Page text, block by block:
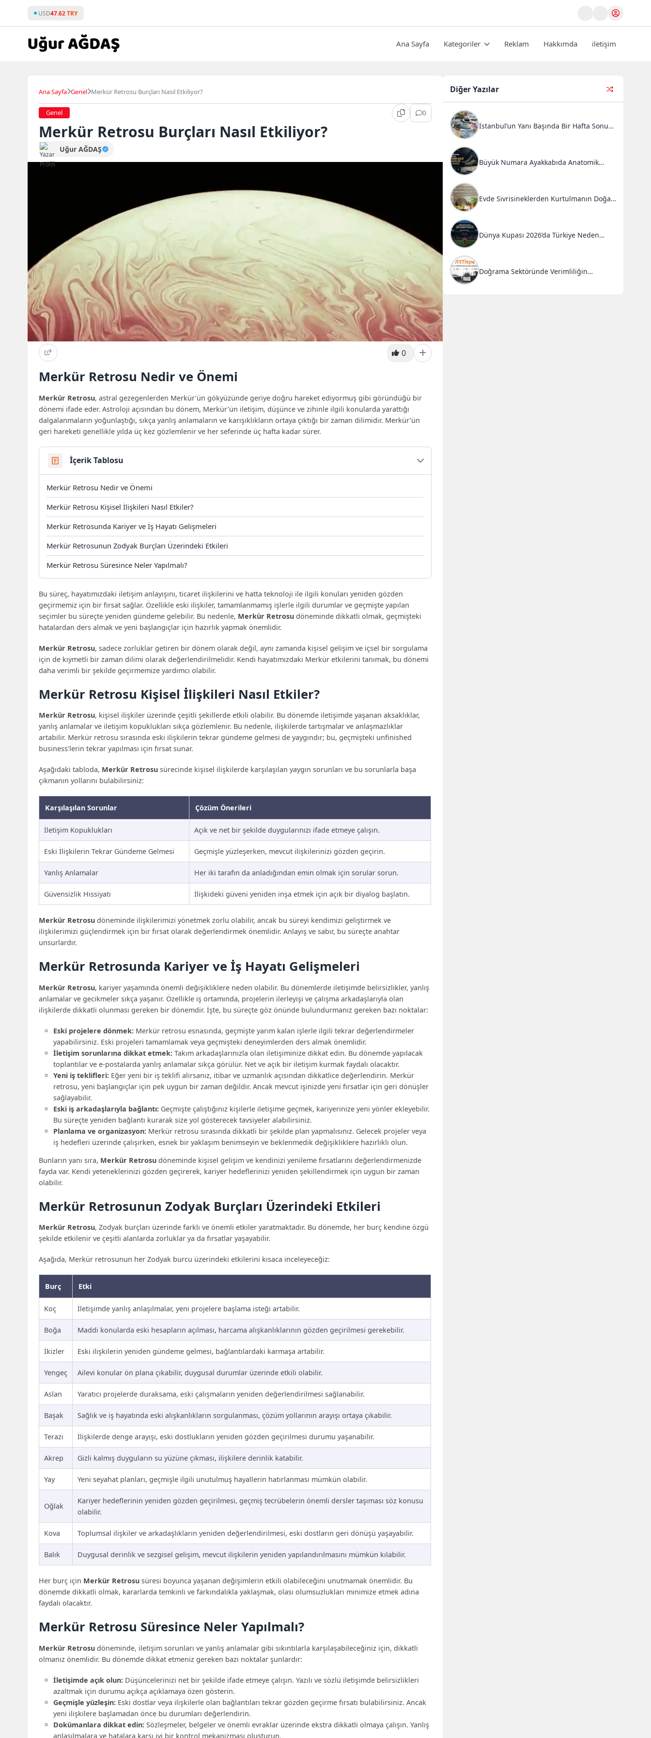
content
USD47.62 TRY
Ana Sayfa Kategoriler Reklam Hakkımda iletişim
Ana Sayfa Genel Merkür Retrosu Burçları Nasıl Etkiliyor?
Genel 0
Merkür Retrosu Burçları Nasıl Etkiliyor?
Uğur AĞDAŞ
0
Merkür Retrosu Nedir ve Önemi
Merkür Retrosu, astral gezegenlerden Merkür’ün gökyüzünde geriye doğru hareket ediyormuş gibi göründüğü bir
dönemi ifade eder. Astroloji açısından bu dönem, Merkür’ün iletişim, düşünce ve zihinle ilgili konularda yarattığı
dalgalanmaların yoğunlaştığı, sıkça yanlış anlamaların ve karışıklıkların ortaya çıktığı bir zaman dilimidir. Merkür’ün
geri hareketi genellikle yılda üç kez gözlemlenir ve her seferinde üç hafta kadar sürer.
İçerik Tablosu
Merkür Retrosu Nedir ve Önemi
Merkür Retrosu Kişisel İlişkileri Nasıl Etkiler?
Merkür Retrosunda Kariyer ve İş Hayatı Gelişmeleri
Merkür Retrosunun Zodyak Burçları Üzerindeki Etkileri
Merkür Retrosu Süresince Neler Yapılmalı?
Bu süreç, hayatımızdaki iletişim anlayışını, ticaret ilişkilerini ve hatta teknoloji ile ilgili konuları yeniden gözden
geçirmemiz için bir fırsat sağlar. Özellikle eski ilişkiler, tamamlanmamış işlerle ilgili durumlar ve geçmişte yapılan
seçimler bu süreçte yeniden gündeme gelebilir. Bu nedenle, Merkür Retrosu döneminde dikkatli olmak, geçmişteki
hatalardan ders almak ve yeni başlangıçlar için hazırlık yapmak önemlidir.
Merkür Retrosu, sadece zorluklar getiren bir dönem olarak değil, aynı zamanda kişisel gelişim ve içsel bir sorgulama
için de kıymetli bir zaman dilimi olarak değerlendirilmelidir. Kendi hayatımızdaki Merkür etkilerini tanımak, bu dönemi
daha verimli bir şekilde geçirmemize yardımcı olabilir.
Merkür Retrosu Kişisel İlişkileri Nasıl Etkiler?
Merkür Retrosu, kişisel ilişkiler üzerinde çeşitli şekillerde etkili olabilir. Bu dönemde iletişimde yaşanan aksaklıklar,
yanlış anlamalar ve iletişim kopuklukları sıkça gözlemlenir. Bu nedenle, ilişkilerde tartışmalar ve anlaşmazlıklar
artabilir. Merkür retrosu sırasında eski ilişkilerin tekrar gündeme gelmesi de yaygındır; bu, geçmişteki unfinished
business’lerin tekrar yapılması için fırsat sunar.
Aşağıdaki tabloda, Merkür Retrosu sürecinde kişisel ilişkilerde karşılaşılan yaygın sorunları ve bu sorunlarla başa
çıkmanın yollarını bulabilirsiniz:
Karşılaşılan Sorunlar Çözüm Önerileri
İletişim Kopuklukları Açık ve net bir şekilde duygularınızı ifade etmeye çalışın.
Eski İlişkilerin Tekrar Gündeme Gelmesi Geçmişle yüzleşerken, mevcut ilişkilerinizi gözden geçirin.
Yanlış Anlamalar Her iki tarafın da anladığından emin olmak için sorular sorun.
Güvensizlik Hissiyatı İlişkideki güveni yeniden inşa etmek için açık bir diyalog başlatın.
Merkür Retrosu döneminde ilişkilerimizi yönetmek zorlu olabilir, ancak bu süreyi kendimizi geliştirmek ve
ilişkilerimizi güçlendirmek için bir fırsat olarak değerlendirmek önemlidir. Anlayış ve sabır, bu süreçte anahtar
unsurlardır.
Merkür Retrosunda Kariyer ve İş Hayatı Gelişmeleri
Merkür Retrosu, kariyer yaşamında önemli değişikliklere neden olabilir. Bu dönemlerde iletişimde belirsizlikler, yanlış
anlamalar ve gecikmeler sıkça yaşanır. Özellikle iş ortamında, projelerin ilerleyişi ve çalışma arkadaşlarıyla olan
ilişkilerde dikkatli olunması gereken bir dönemdir. İşte, bu süreçte göz önünde bulundurmanız gereken bazı noktalar:
Eski projelere dönmek: Merkür retrosu esnasında, geçmişte yarım kalan işlerle ilgili tekrar değerlendirmeler
yapabilirsiniz. Eski projeleri tamamlamak veya geçmişteki deneyimlerden ders almak önemlidir.
İletişim sorunlarına dikkat etmek: Takım arkadaşlarınızla olan iletişiminize dikkat edin. Bu dönemde yapılacak
toplantılar ve e-postalarda yanlış anlamalar sıkça görülür. Net ve açık bir iletişim kurmak faydalı olacaktır.
Yeni iş teklifleri: Eğer yeni bir iş teklifi alırsanız, itibar ve uzmanlık açısından dikkatlice değerlendirin. Merkür
retrosu, yeni başlangıçlar için pek uygun bir zaman değildir. Ancak mevcut işinizde yeni fırsatlar için geri dönüşler
sağlayabilir.
Eski iş arkadaşlarıyla bağlantı: Geçmişte çalıştığınız kişilerle iletişime geçmek, kariyerinize yeni yönler ekleyebilir.
Bu süreçte yeniden bağlantı kurarak size yol gösterecek tavsiyeler alabilirsiniz.
Planlama ve organizasyon: Merkür retrosu sırasında dikkatli bir şekilde plan yapmalısınız. Gelecek projeler veya
iş hedefleri üzerinde çalışırken, esnek bir yaklaşım benimseyin ve beklenmedik değişikliklere hazırlıklı olun.
Bunların yanı sıra, Merkür Retrosu döneminde kişisel gelişim ve kendinizi yenileme fırsatlarını değerlendirmenizde
fayda var. Kendi yeteneklerinizi gözden geçirerek, kariyer hedeflerinizi yeniden şekillendirmek için uygun bir zaman
olabilir.
Merkür Retrosunun Zodyak Burçları Üzerindeki Etkileri
Merkür Retrosu, Zodyak burçları üzerinde farklı ve önemli etkiler yaratmaktadır. Bu dönemde, her burç kendine özgü
şekilde etkilenir ve çeşitli alanlarda zorluklar ya da fırsatlar yaşayabilir.
Aşağıda, Merkür retrosunun her Zodyak burcu üzerindeki etkilerini kısaca inceleyeceğiz:
Burç Etki
Koç İletişimde yanlış anlaşılmalar, yeni projelere başlama isteği artabilir.
Boğa Maddi konularda eski hesapların açılması, harcama alışkanlıklarının gözden geçirilmesi gerekebilir.
İkizler Eski ilişkilerin yeniden gündeme gelmesi, bağlantılardaki karmaşa artabilir.
Yengeç Ailevi konular ön plana çıkabilir, duygusal durumlar üzerinde etkili olabilir.
Aslan Yaratıcı projelerde duraksama, eski çalışmaların yeniden değerlendirilmesi sağlanabilir.
Başak Sağlık ve iş hayatında eski alışkanlıkların sorgulanması, çözüm yollarının arayışı ortaya çıkabilir.
Terazi İlişkilerde denge arayışı, eski dostlukların yeniden gözden geçirilmesi durumu yaşanabilir.
Akrep Gizli kalmış duyguların su yüzüne çıkması, ilişkilere derinlik katabilir.
Yay Yeni seyahat planları, geçmişle ilgili unutulmuş hayallerin hatırlanması mümkün olabilir.
Oğlak
Kariyer hedeflerinin yeniden gözden geçirilmesi, geçmiş tecrübelerin önemli dersler taşıması söz konusu
olabilir.
Kova Toplumsal ilişkiler ve arkadaşlıkların yeniden değerlendirilmesi, eski dostların geri dönüşü yaşayabilir.
Balık Duygusal derinlik ve sezgisel gelişim, mevcut ilişkilerin yeniden yapılandırılmasını mümkün kılabilir.
Her burç için Merkür Retrosu süresi boyunca yaşanan değişimlerin etkili olabileceğini unutmamak önemlidir. Bu
dönemde dikkatli olmak, kararlarda temkinli ve farkındalıkla yaklaşmak, olası olumsuzlukları minimize etmek adına
faydalı olacaktır.
Merkür Retrosu Süresince Neler Yapılmalı?
Merkür Retrosu döneminde, iletişim sorunları ve yanlış anlamalar gibi sıkıntılarla karşılaşabileceğiniz için, dikkatli
olmanız önemlidir. Bu dönemde dikkat etmeniz gereken bazı noktalar şunlardır:
İletişimde açık olun: Düşüncelerinizi net bir şekilde ifade etmeye çalışın. Yazılı ve sözlü iletişimde belirsizlikleri
azaltmak için durumu açıkça açıklamaya özen gösterin.
Geçmişle yüzleşin: Eski dostlar veya ilişkilerle olan bağlantıları tekrar gözden geçirme fırsatı bulabilirsiniz. Ancak
yeni ilişkilere başlamadan önce bu durumları değerlendirin.
Dokümanlara dikkat edin: Sözleşmeler, belgeler ve önemli evraklar üzerinde ekstra dikkatli olmaya çalışın. Yanlış
anlaşılmalara ve hatalara karşı iyi bir kontrol mekanizması oluşturun.
Diğer Yazılar
İstanbul’un Yanı Başında Bir Hafta Sonu
Büyük Numara Ayakkabıda Anatomik
Evde Sivrisineklerden Kurtulmanın Doğal
Dünya Kupası 2026’da Türkiye Neden
Doğrama Sektöründe Verimliliğin